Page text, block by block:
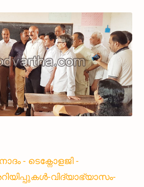
- ടെക്നോളജി -
വിദ്യാഭ്യാസം-